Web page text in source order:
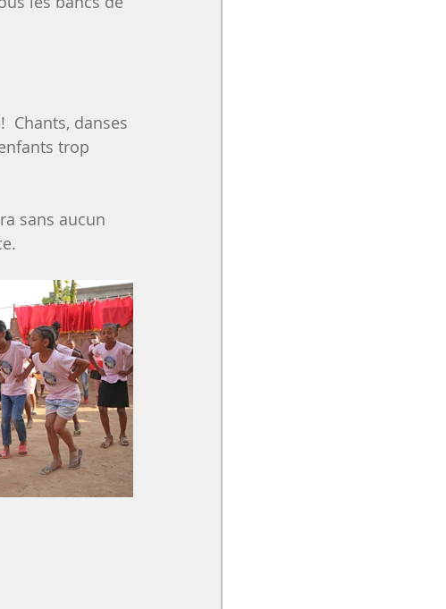
Chants, danses
trop
sans aucun